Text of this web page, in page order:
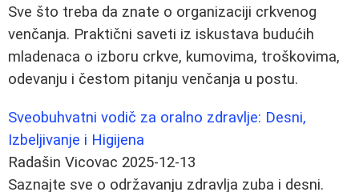
Sve što treba da znate o organizaciji crkvenog
venčanja. Praktični saveti iz iskustava budućih
mladenaca o izboru crkve, kumovima, troškovima,
odevanju i čestom pitanju venčanja u postu.
Sveobuhvatni vodič za oralno zdravlje: Desni,
Izbeljivanje i Higijena
Radašin Vicovac 2025-12-13
Saznajte sve o održavanju zdravlja zuba i desni.